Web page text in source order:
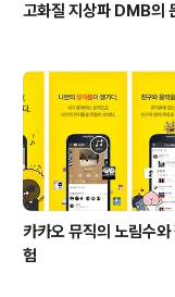
고화질 지상파 DMB의
카카오 뮤직의 노림수와
험